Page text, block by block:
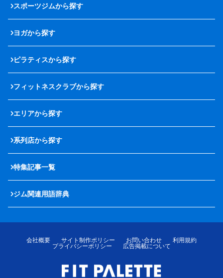
スポーツジムから探す
ヨガから探す
ピラティスから探す
フィットネスクラブから探す
エリアから探す
系列店から探す
特集記事一覧
ジム関連用語辞典
会社概要 サイト制作ポリシー お問い合わせ
利用規約
プライバシーポリシー
広告掲載について